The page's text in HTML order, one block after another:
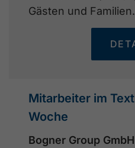
Gästen und
Mitarbeiter im
Woche
Bogner Group GmbH